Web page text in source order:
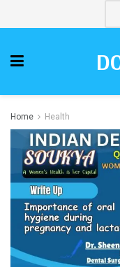
Home Health